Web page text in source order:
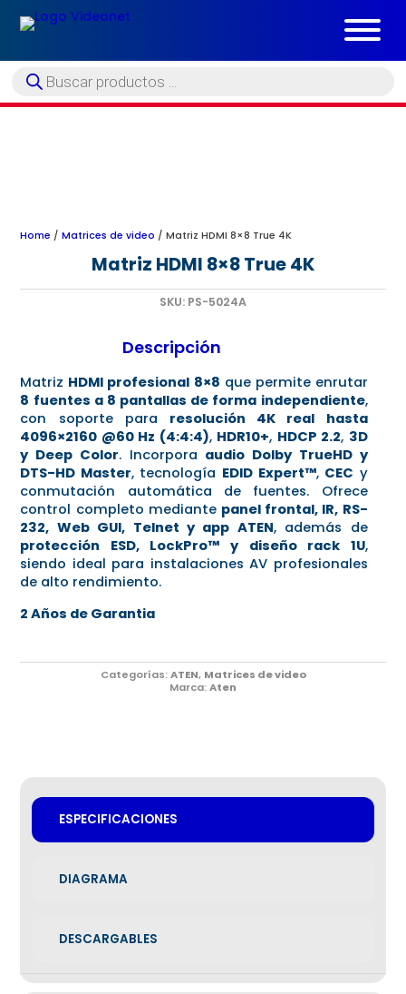
Búsqueda
de
Home /Matrices de video / Matriz HDMI 8×8 True 4K
Matriz HDMI 8×8 True 4K
SKU: PS-5024A
Descripción
Matriz HDMI profesional 8×8 que permite enrutar
8 fuentes a 8 pantallas de forma independiente,
con soporte para resolución 4K real hasta
4096×2160 @60 Hz (4:4:4), HDR10+, HDCP 2.2, 3D
y Deep Color. Incorpora audio Dolby TrueHD y
DTS-HD Master, tecnología EDID Expert™, CEC y
conmutación automática de fuentes. Ofrece
control completo mediante panel frontal, IR, RS-
232, Web GUI, Telnet y app ATEN, además de
protección ESD, LockPro™ y diseño rack 1U,
siendo ideal para instalaciones AV profesionales
de alto rendimiento.
2 Años de Garantia
Categorías:ATEN, Matrices de video
Marca:Aten
ESPECIFICACIONES
DIAGRAMA
DESCARGABLES